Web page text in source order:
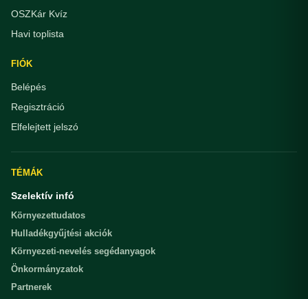
OSZKár Kvíz
Havi toplista
FIÓK
Belépés
Regisztráció
Elfelejtett jelszó
TÉMÁK
Szelektív infó
Környezettudatos
Hulladékgyűjtési akciók
Környezeti-nevelés segédanyagok
Önkormányzatok
Partnerek